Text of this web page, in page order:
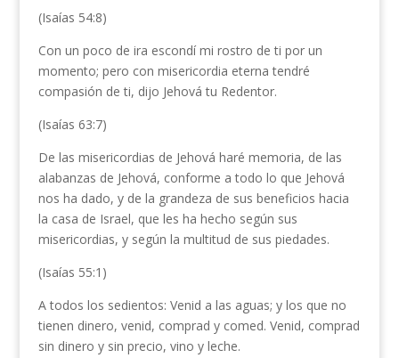
(Isaías 54:8)
Con un poco de ira escondí mi rostro de ti por un
momento; pero con misericordia eterna tendré
compasión de ti, dijo Jehová tu Redentor.
(Isaías 63:7)
De las misericordias de Jehová haré memoria, de las
alabanzas de Jehová, conforme a todo lo que Jehová
nos ha dado, y de la grandeza de sus beneficios hacia
la casa de Israel, que les ha hecho según sus
misericordias, y según la multitud de sus piedades.
(Isaías 55:1)
A todos los sedientos: Venid a las aguas; y los que no
tienen dinero, venid, comprad y comed. Venid, comprad
sin dinero y sin precio, vino y leche.